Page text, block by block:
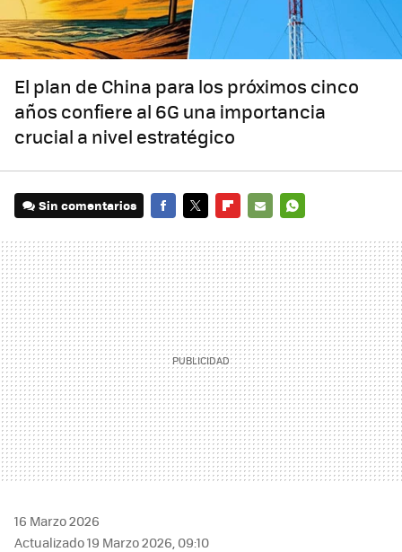
El plan de China para los próximos cinco
años confiere al 6G una importancia
crucial a nivel estratégico
Sin comentarios
MAIL
16 Marzo 2026
Actualizado 19 Marzo 2026, 09:10